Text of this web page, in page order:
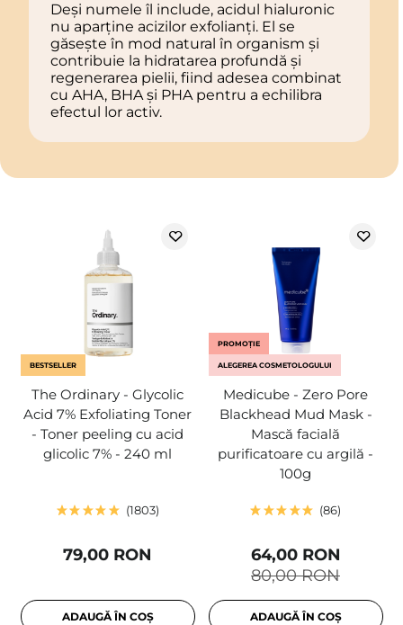
Deși numele îl include, acidul hialuronic
nu aparține acizilor exfolianți. El se
găsește în mod natural în organism și
contribuie la hidratarea profundă și
regenerarea pielii, fiind adesea combinat
cu AHA, BHA și PHA pentru a echilibra
efectul lor activ.
BESTSELLER
The Ordinary - Glycolic
Acid 7% Exfoliating Toner
- Toner peeling cu acid
glicolic 7% - 240 ml
1803
79,00 RON
ADAUGĂ ÎN COȘ
PROMOȚIE
ALEGEREA COSMETOLOGULUI
Medicube - Zero Pore
Blackhead Mud Mask -
Mască facială
purificatoare cu argilă -
100g
86
80,00 RON
64,00 RON
ADAUGĂ ÎN COȘ